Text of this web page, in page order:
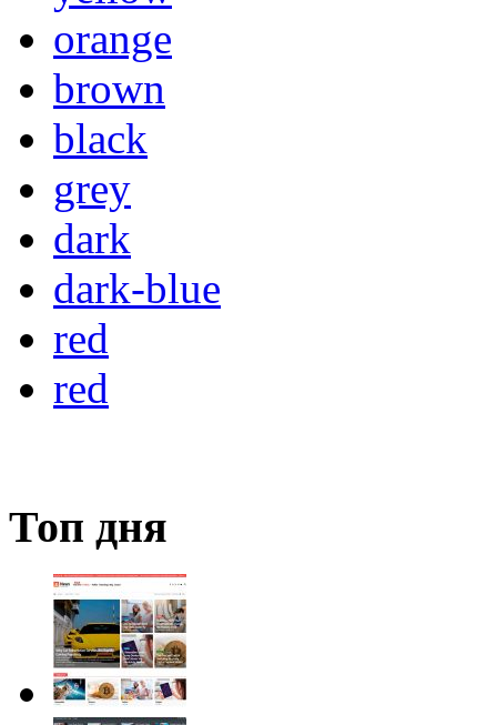
orange
brown
black
grey
dark
dark-blue
red
red
Топ дня